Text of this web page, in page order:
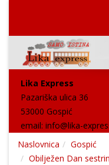
Lika Express
Pazariška ulica 36
53000 Gospić
email: info@lika-
Naslovnica
Gospić
Obilježen Dan